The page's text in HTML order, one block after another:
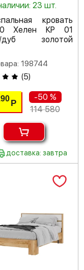
23 шт.
кровать
Хелен КР 01
дуб золотой
198744
(5)
Р
-50 %
114 580
доставка: завтра